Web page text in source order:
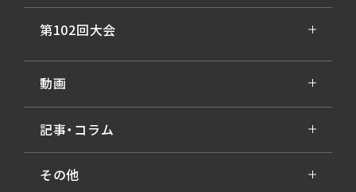
第102回大会
動画
記事・コラム
その他